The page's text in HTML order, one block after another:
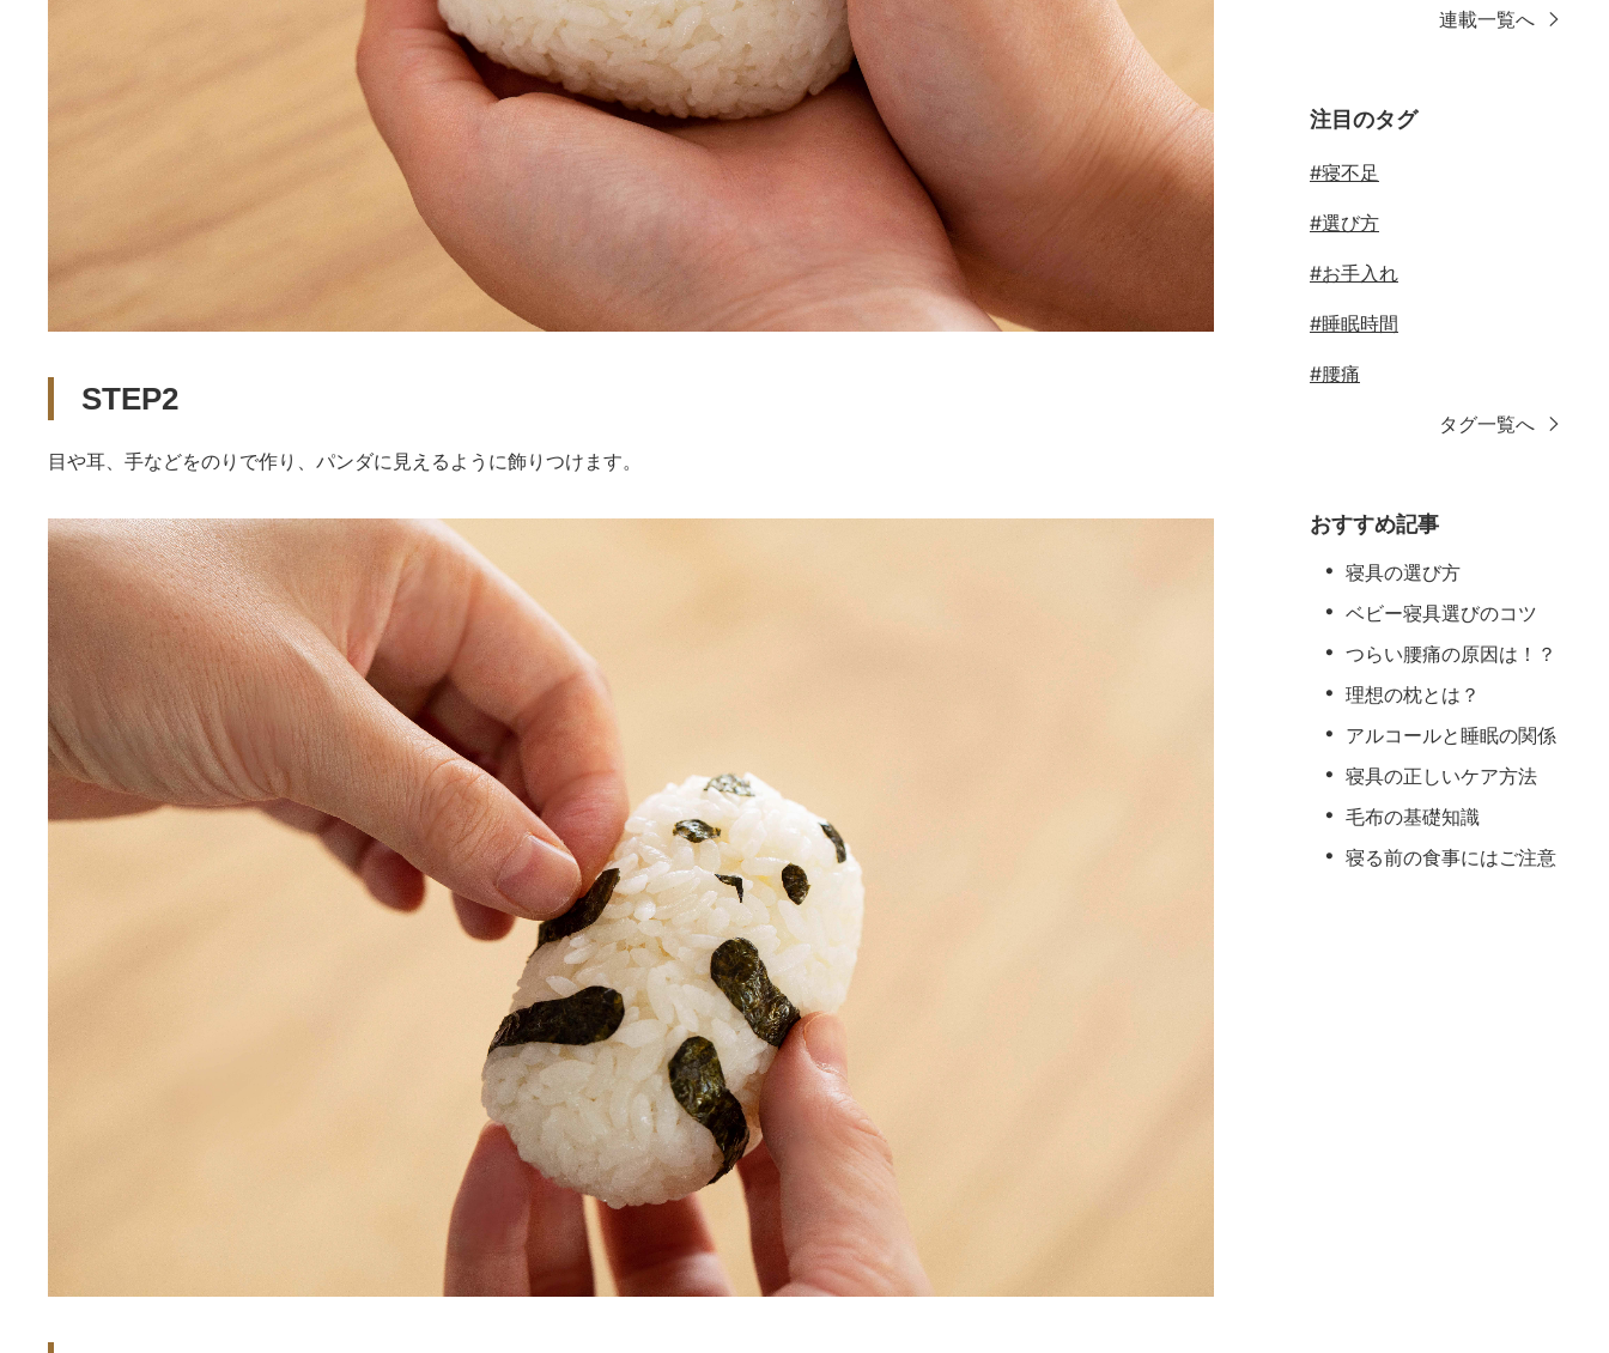
STEP2
目や耳、手などをのりで作り、パンダに見えるように飾りつけます。
連載一覧へ
注目のタグ
#寝不足
#選び方
#お手入れ
#睡眠時間
#腰痛
タグ一覧へ
おすすめ記事
寝具の選び方
ベビー寝具選びのコツ
つらい腰痛の原因は！？
理想の枕とは？
アルコールと睡眠の関係
寝具の正しいケア方法
毛布の基礎知識
寝る前の食事にはご注意